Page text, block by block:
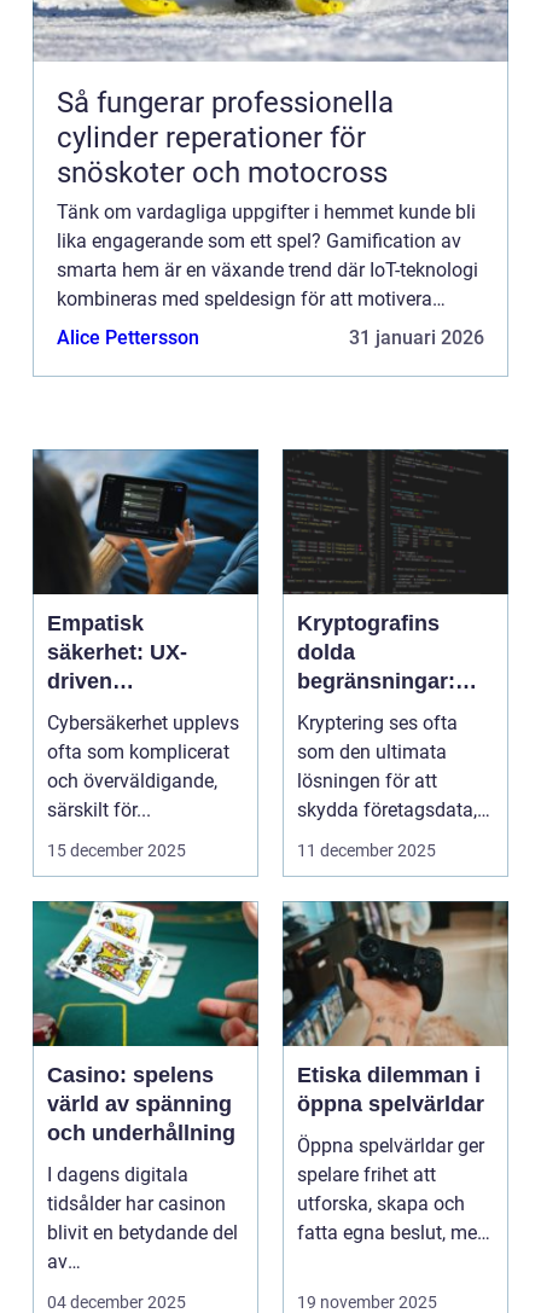
Så fungerar professionella
cylinder reperationer för
snöskoter och motocross
Tänk om vardagliga uppgifter i hemmet kunde bli
lika engagerande som ett spel? Gamification av
smarta hem är en växande trend där IoT-teknologi
kombineras med speldesign för att motivera
hälsosamma vanor, energibesparing...
Alice Pettersson 31 januari 2026
Empatisk
säkerhet: UX-
driven
cybersäkerhet för
icke-tekniska
användare
Cybersäkerhet upplevs
ofta som komplicerat
och överväldigande,
särskilt för...
15 december 2025
Kryptografins
dolda
begränsningar:
När säker kod kan
missleda företag
Kryptering ses ofta
som den ultimata
lösningen för att
skydda företagsdata,
men verkl...
11 december 2025
Casino: spelens
värld av spänning
och underhållning
I dagens digitala
tidsålder har casinon
blivit en betydande del
av
onlineunderhållning. ...
04 december 2025
Etiska dilemman i
öppna spelvärldar
Öppna spelvärldar ger
spelare frihet att
utforska, skapa och
fatta egna beslut, men
19 november 2025